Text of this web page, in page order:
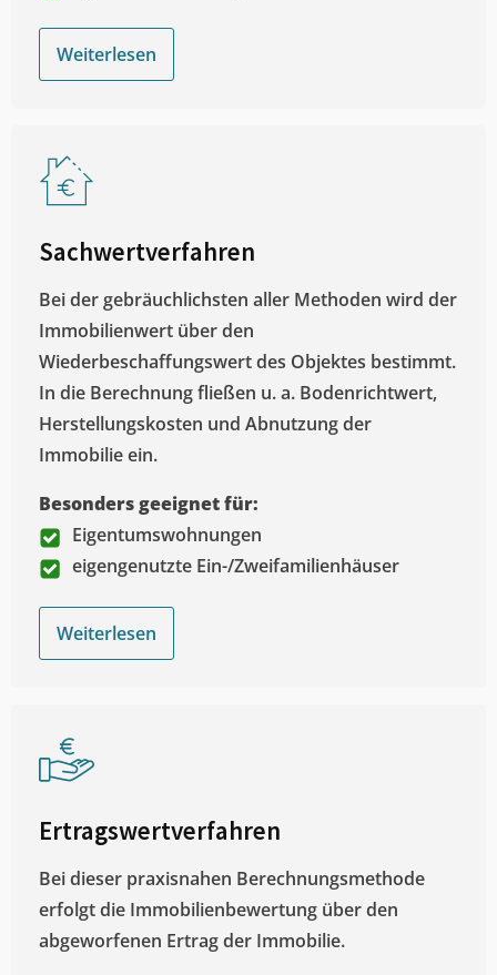
Weiterlesen
Sachwertverfahren
Bei der gebräuchlichsten aller Methoden wird der
Immobilienwert über den
Wiederbeschaffungswert des Objektes bestimmt.
In die Berechnung fließen u. a. Bodenrichtwert,
Herstellungskosten und Abnutzung der
Immobilie ein.
Besonders geeignet für:
Eigentumswohnungen
eigengenutzte Ein-/Zweifamilienhäuser
Weiterlesen
Ertragswertverfahren
Bei dieser praxisnahen Berechnungsmethode
erfolgt die Immobilienbewertung über den
abgeworfenen Ertrag der Immobilie.